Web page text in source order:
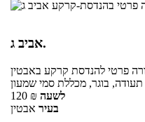
אביב ג.
פרטי להנדסת קרקע באבטין
תעודה, בוגר, מכללת סמי שמעון
120 ₪ לשעה
בעיר אבטין